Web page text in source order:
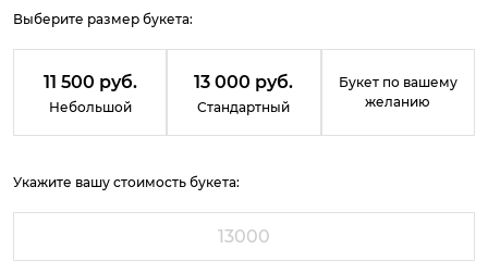
Выберите размер букета:
11 500 руб.
Небольшой
13 000 руб.
Стандартный
Букет по вашему
желанию
Укажите вашу стоимость букета: